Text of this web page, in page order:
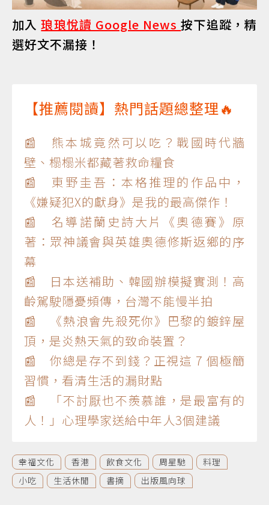
加入琅琅悅讀 Google News按下追蹤，精
選好文不漏接！
【推薦閱讀】熱門話題總整理🔥
📰 熊本城竟然可以吃？戰國時代牆
壁、榻榻米都藏著救命糧食
📰 東野圭吾：本格推理的作品中，
《嫌疑犯X的獻身》是我的最高傑作！
📰 名導諾蘭史詩大片《奧德賽》原
著：眾神議會與英雄奧德修斯返鄉的序
幕
📰 日本送補助、韓國辦模擬實測！高
齡駕駛隱憂頻傳，台灣不能慢半拍
📰 《熱浪會先殺死你》巴黎的鍍鋅屋
頂，是炎熱天氣的致命裝置？
📰 你總是存不到錢？正視這 7 個極簡
習慣，看清生活的漏財點
📰 「不討厭也不羨慕誰，是最富有的
人！」心理學家送給中年人3個建議
幸福文化 香港 飲食文化 周星馳
料理
小吃
生活休閒 書摘 出版風向球